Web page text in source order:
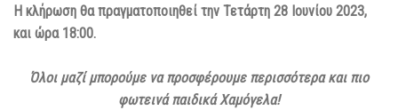
Η κλήρωση θα πραγματοποιηθεί την Τετάρτη 28 Ιουνίου 2023,
και ώρα 18:00.
Όλοι μαζί μπορούμε να προσφέρουμε περισσότερα και πιο
φωτεινά παιδικά Χαμόγελα!